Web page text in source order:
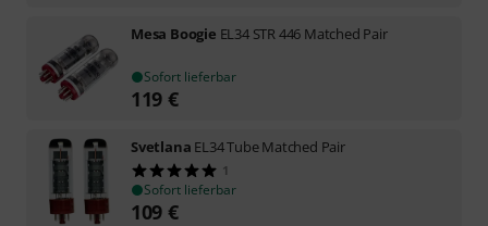
Mesa Boogie EL34 STR 446 Matched Pair
Sofort lieferbar
119 €
Svetlana EL34 Tube Matched Pair
1
Sofort lieferbar
109 €